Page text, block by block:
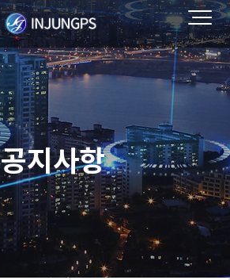
공지사항